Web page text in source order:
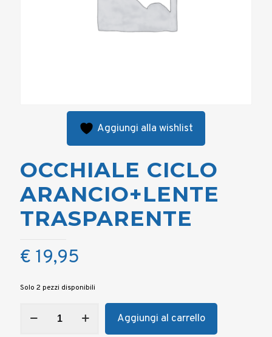
Aggiungi alla wishlist
OCCHIALE CICLO
ARANCIO+LENTE
TRASPARENTE
€ 19,95
Solo 2 pezzi disponibili
CICLO
Aggiungi al carrello